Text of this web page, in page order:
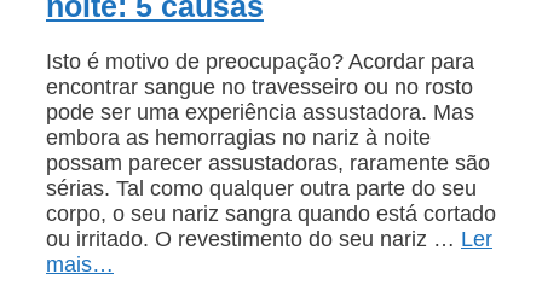
Isto é motivo de preocupação? Acordar para
encontrar sangue no travesseiro ou no rosto
pode ser uma experiência assustadora. Mas
embora as hemorragias no nariz à noite
possam parecer assustadoras, raramente são
sérias. Tal como qualquer outra parte do seu
corpo, o seu nariz sangra quando está cortado
ou irritado. O revestimento do seu nariz … Ler
mais…